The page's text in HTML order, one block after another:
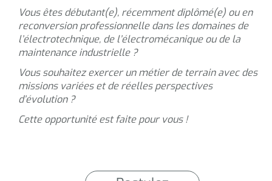
Vous êtes débutant(e), récemment diplômé(e) ou en
reconversion professionnelle dans les domaines de
l’électrotechnique, de l’électromécanique ou de la
maintenance industrielle ?
Vous souhaitez exercer un métier de terrain avec des
missions variées et de réelles perspectives
d’évolution ?
Cette opportunité est faite pour vous !